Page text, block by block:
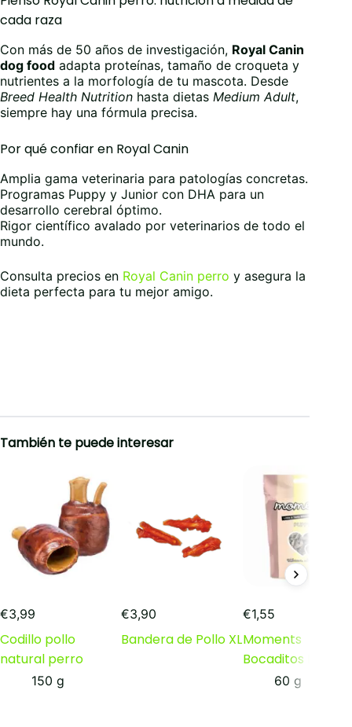
la
página
de
producto
de
producto
de
producto
cada raza
Con más de 50 años de investigación, Royal Canin
dog food adapta proteínas, tamaño de croqueta y
nutrientes a la morfología de tu mascota. Desde
Breed Health Nutrition hasta dietas Medium Adult,
siempre hay una fórmula precisa.
Por qué confiar en Royal Canin
Amplia gama veterinaria para patologías concretas.
Programas Puppy y Junior con DHA para un
desarrollo cerebral óptimo.
Rigor científico avalado por veterinarios de todo el
mundo.
Consulta precios en Royal Canin perro y asegura la
dieta perfecta para tu mejor amigo.
También te puede interesar
€3,99
Codillo pollo
natural perro
150 g
€3,90
Bandera de Pollo XL
€1,55
Moments
Bocaditos Puppy
60 g